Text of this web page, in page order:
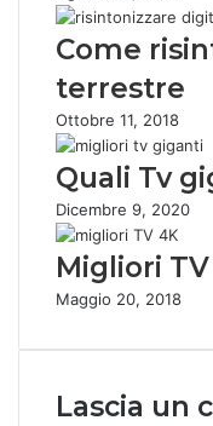
Come
terrestre
Ottobre 11, 2018
Quali Tv
Dicembre 9, 2020
Migliori
Maggio 20, 2018
Lascia un